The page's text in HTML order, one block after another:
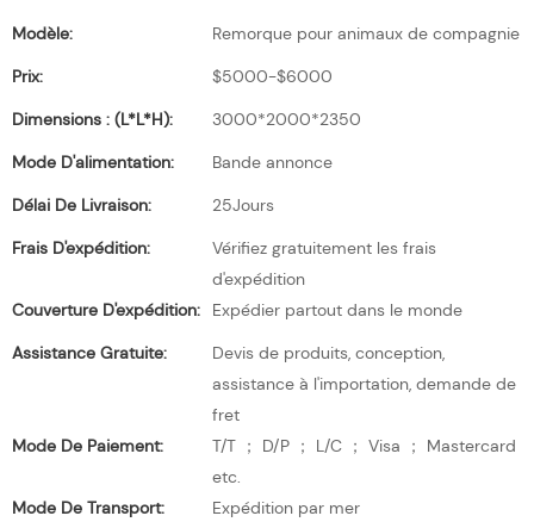
Modèle:
Remorque pour animaux de compagnie
Prix:
$5000-$6000
Dimensions : (L*l*H):
3000*2000*2350
Mode D'alimentation:
Bande annonce
Délai De Livraison:
25Jours
Frais D'expédition:
Vérifiez gratuitement les frais
d'expédition
Couverture D'expédition:
Expédier partout dans le monde
Assistance Gratuite:
Devis de produits, conception,
assistance à l'importation, demande de
fret
Mode De Paiement:
T/T ； D/P ； L/C ； Visa ； Mastercard
etc.
Mode De Transport:
Expédition par mer